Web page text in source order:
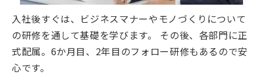
入社後すぐは、ビジネスマナーやモノづくりについて
の研修を通して基礎を学びます。 その後、各部門に正
式配属。6か月目、2年目のフォロー研修もあるので安
心です。